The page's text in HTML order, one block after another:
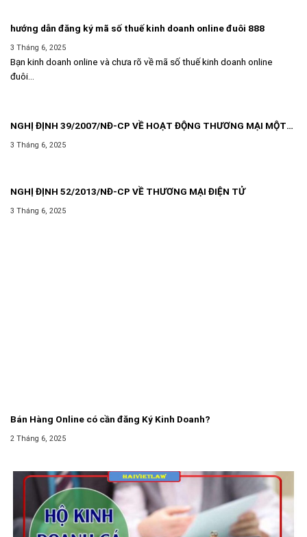
hướng dẫn đăng ký mã số thuế kinh doanh online đuôi 888
3 Tháng 6, 2025
Bạn kinh doanh online và chưa rõ về mã số thuế kinh doanh online
đuôi...
NGHỊ ĐỊNH 39/2007/NĐ-CP VỀ HOẠT ĐỘNG THƯƠNG MẠI MỘT
3 Tháng 6, 2025
NGHỊ ĐỊNH 52/2013/NĐ-CP VỀ THƯƠNG MẠI ĐIỆN TỬ
3 Tháng 6, 2025
Bán Hàng Online có cần đăng Ký Kinh Doanh?
2 Tháng 6, 2025